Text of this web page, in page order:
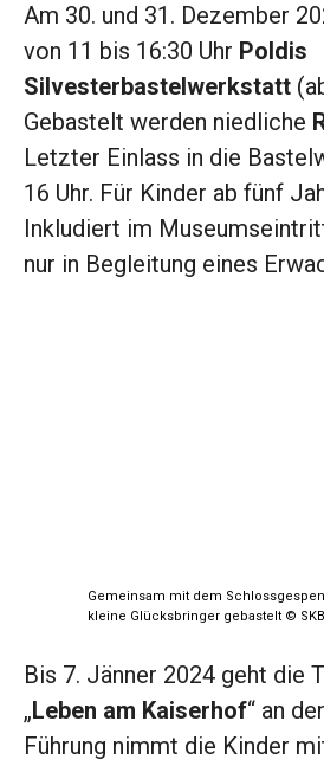
Am 30. und 31. Dezember
von 11 bis 16:30 Uhr Poldis
Silvesterbastelwerkstatt
Gebastelt werden niedliche
Letzter Einlass in die
16 Uhr. Für Kinder ab fünf
Inkludiert im
nur in Begleitung eines
Gemeinsam mit dem
kleine Glücksbringer gebastelt © SKB
Bis 7. Jänner 2024 geht die
„Leben am Kaiserhof“ an
Führung nimmt die Kinder